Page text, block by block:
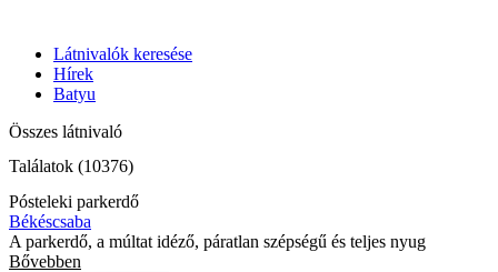
Látnivalók keresése
Hírek
Batyu
Összes látnivaló
Találatok (10376)
Pósteleki parkerdő
Békéscsaba
A parkerdő, a múltat idéző, páratlan szépségű és teljes nyug
Bővebben